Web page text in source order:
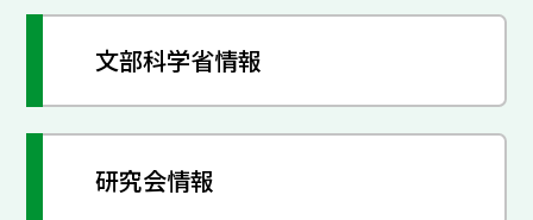
文部科学省情報
研究会情報